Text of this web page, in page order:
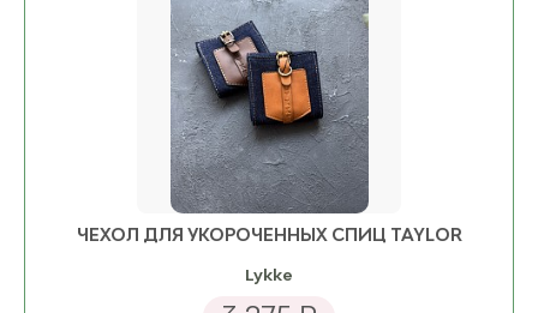
ЧЕХОЛ ДЛЯ УКОРОЧЕННЫХ СПИЦ TAYLOR
Lykke